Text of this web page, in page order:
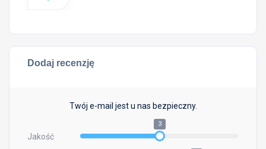
Dodaj recenzję
Twój e-mail jest u nas bezpieczny.
Jakość
3